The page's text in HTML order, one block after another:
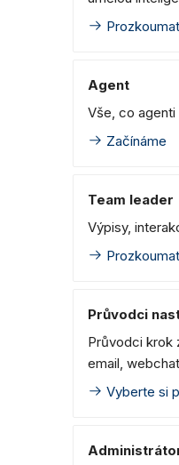
Prozkoumat
Agent
Vše, co agenti
Začínáme
Team leader
Výpisy,
Prozkoumat
Průvodci
Průvodci krok
email,
Vyberte si